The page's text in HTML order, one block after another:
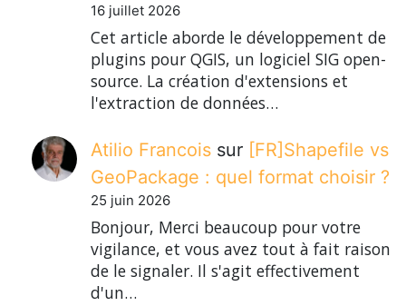
16 juillet 2026
Cet article aborde le développement de
plugins pour QGIS, un logiciel SIG open-
source. La création d'extensions et
l'extraction de données…
Atilio Francois sur [FR]Shapefile vs
GeoPackage : quel format choisir ?
25 juin 2026
Bonjour, Merci beaucoup pour votre
vigilance, et vous avez tout à fait raison
de le signaler. Il s'agit effectivement
d'un…